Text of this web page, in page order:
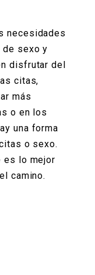
necesidades
sexo y
disfrutar del
citas,
más
o en los
una forma
o sexo.
es lo mejor
camino.